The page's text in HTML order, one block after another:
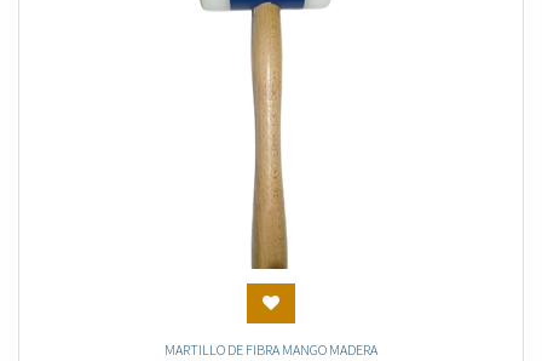
MARTILLO DE FIBRA MANGO MADERA